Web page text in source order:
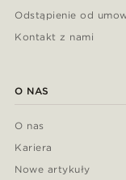
Odstąpienie od
Kontakt z nami
O NAS
O nas
Kariera
Nowe artykuły